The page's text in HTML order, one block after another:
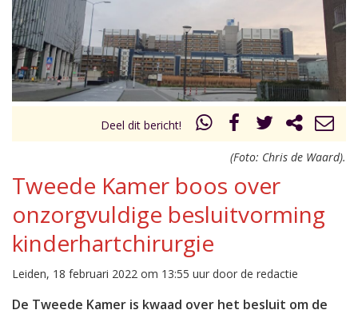
Inklappen
Deel dit bericht!
(Foto: Chris de Waard).
Tweede Kamer boos over
onzorgvuldige besluitvorming
kinderhartchirurgie
Leiden, 18 februari 2022 om 13:55 uur door de redactie
De Tweede Kamer is kwaad over het besluit om de